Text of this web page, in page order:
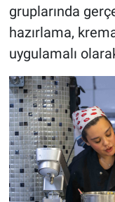
gruplarında
hazırlama,
uygulamalı